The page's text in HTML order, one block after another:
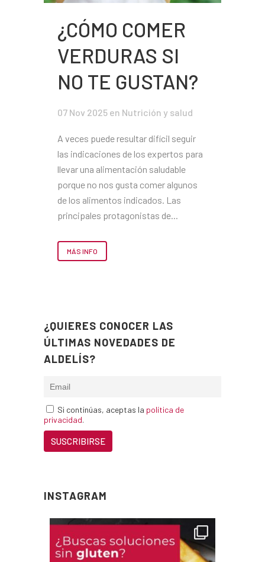
¿CÓMO COMER
VERDURAS SI
NO TE GUSTAN?
07 Nov 2025 en Nutrición y salud
A veces puede resultar difícil seguir
las indicaciones de los expertos para
llevar una alimentación saludable
porque no nos gusta comer algunos
de los alimentos indicados. Las
principales protagonistas de...
MÁS INFO
¿QUIERES CONOCER LAS
ÚLTIMAS NOVEDADES DE
ALDELÍS?
Si continúas, aceptas la política de
privacidad.
INSTAGRAM